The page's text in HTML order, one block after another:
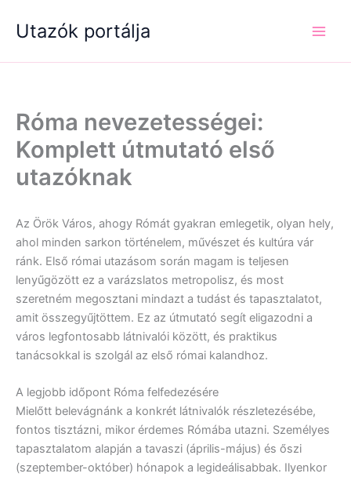
Utazók portálja
Róma nevezetességei:
Komplett útmutató első
utazóknak
Az Örök Város, ahogy Rómát gyakran emlegetik, olyan hely,
ahol minden sarkon történelem, művészet és kultúra vár
ránk. Első római utazásom során magam is teljesen
lenyűgözött ez a varázslatos metropolisz, és most
szeretném megosztani mindazt a tudást és tapasztalatot,
amit összegyűjtöttem. Ez az útmutató segít eligazodni a
város legfontosabb látnivalói között, és praktikus
tanácsokkal is szolgál az első római kalandhoz.
A legjobb időpont Róma felfedezésére
Mielőtt belevágnánk a konkrét látnivalók részletezésébe,
fontos tisztázni, mikor érdemes Rómába utazni. Személyes
tapasztalatom alapján a tavaszi (április-május) és őszi
(szeptember-október) hónapok a legideálisabbak. Ilyenkor